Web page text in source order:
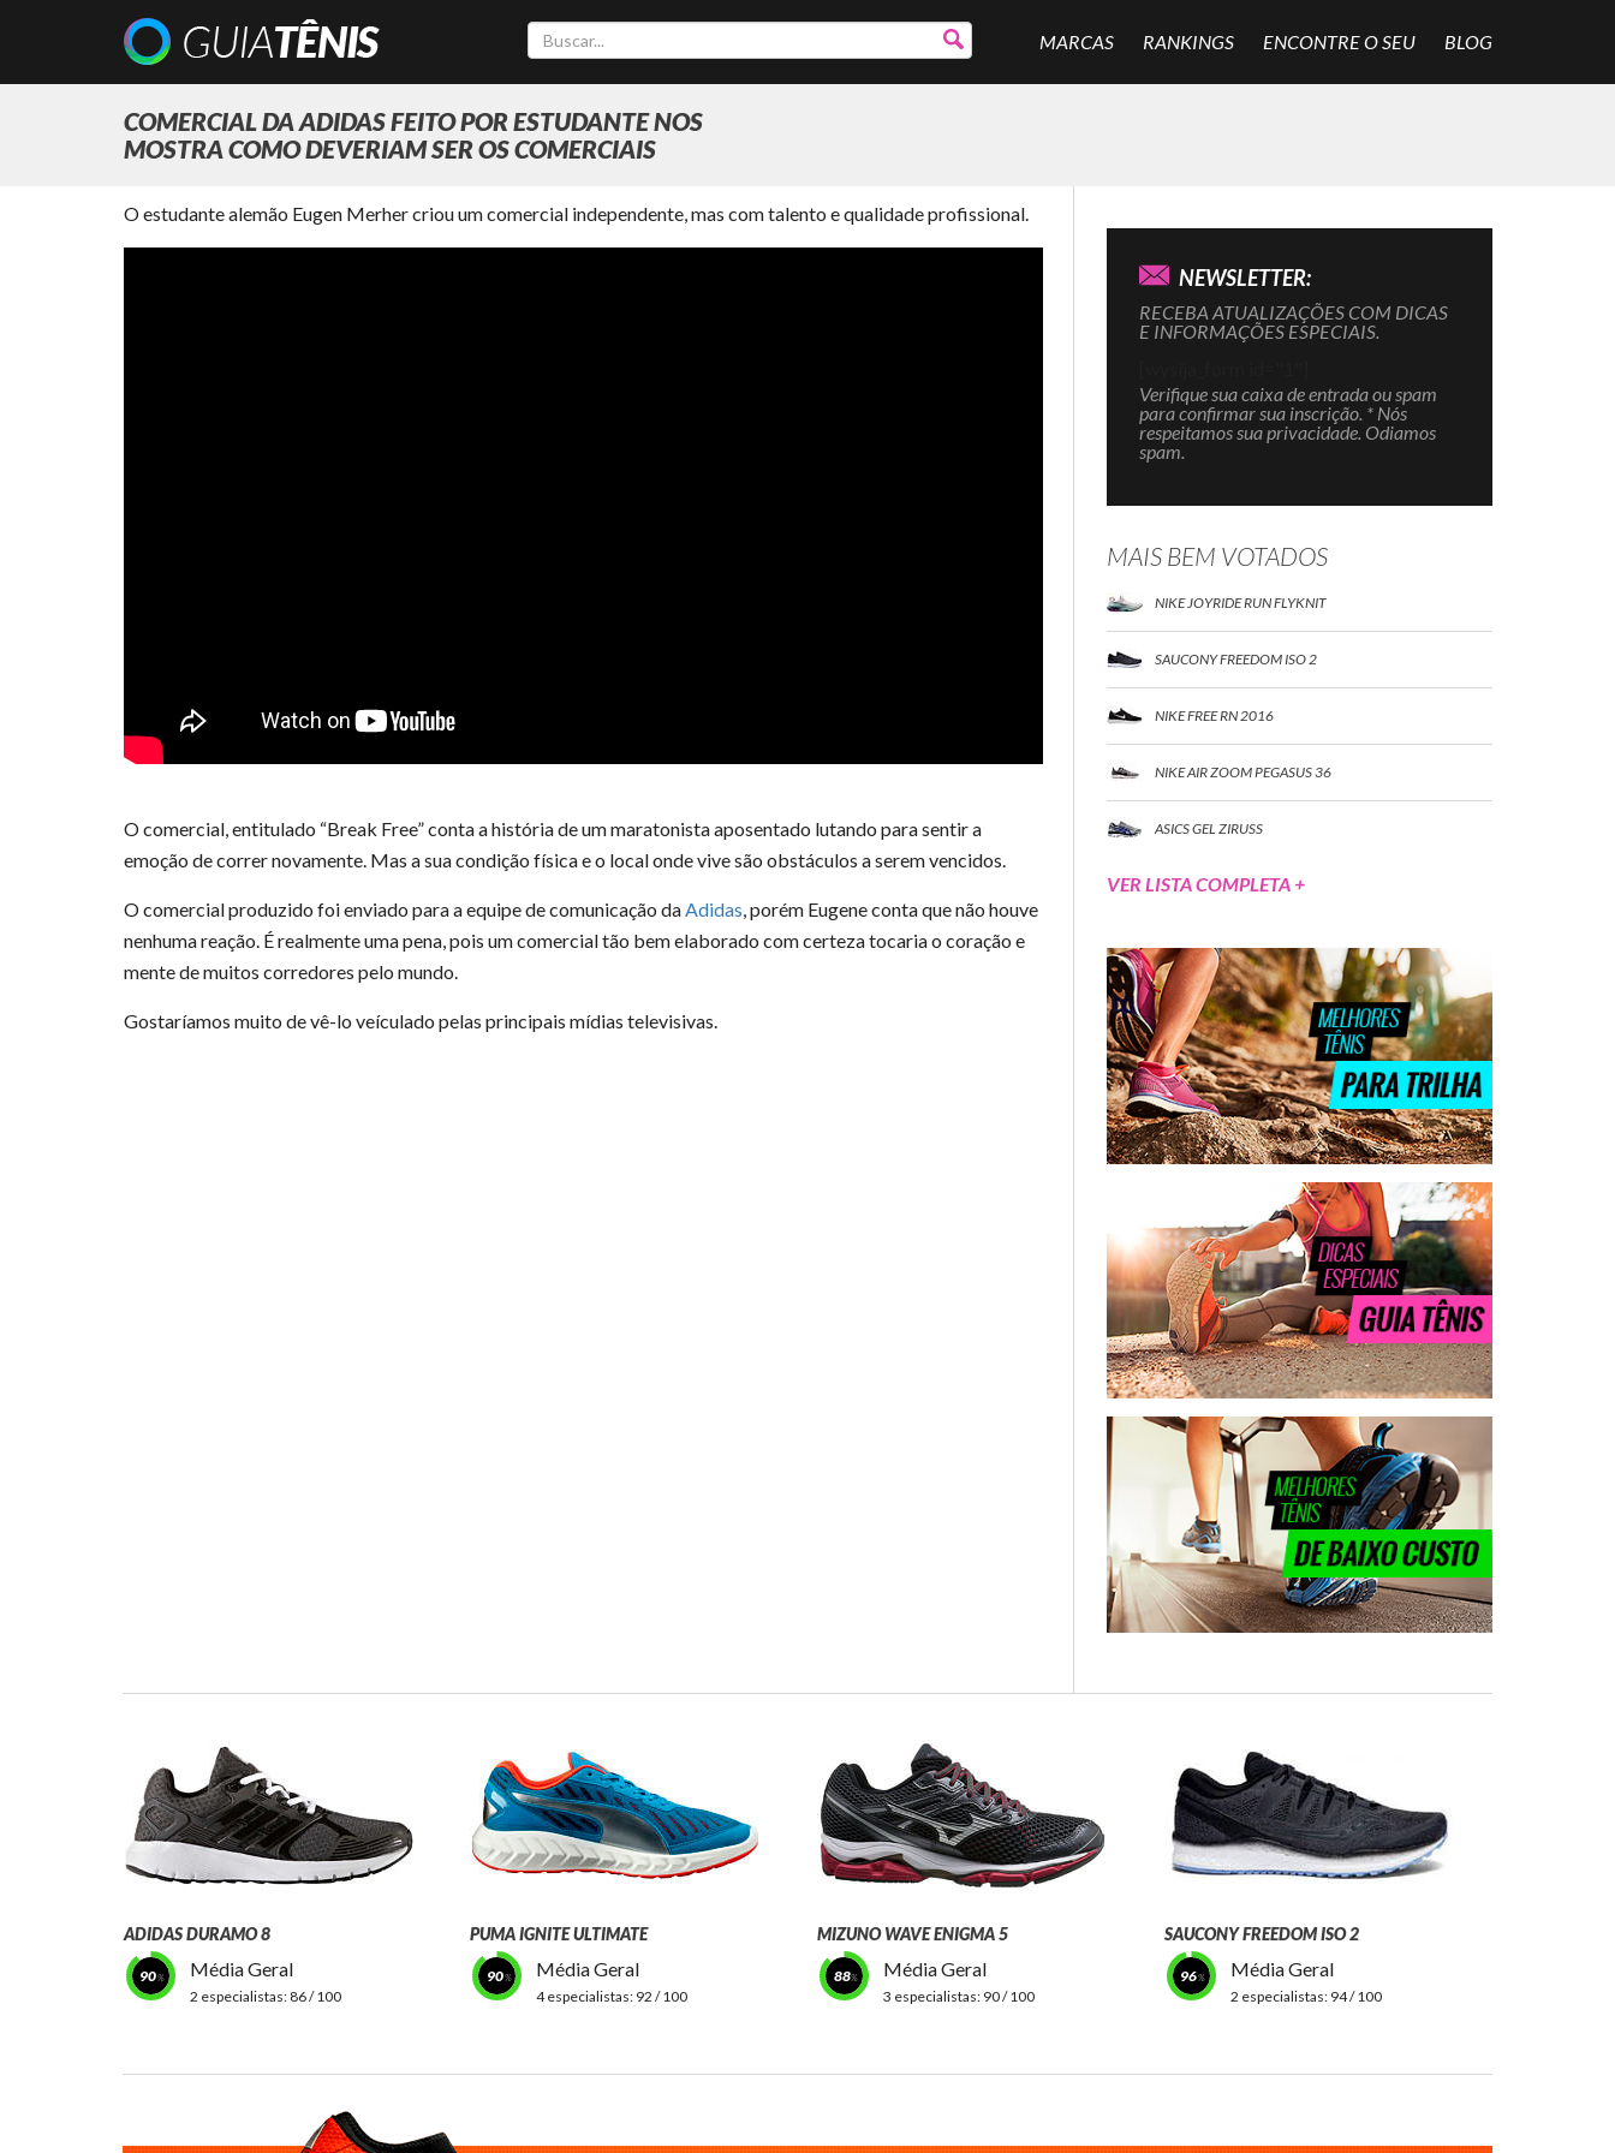
MARCAS RANKINGS ENCONTRE O SEU BLOG
COMERCIAL DA ADIDAS FEITO POR ESTUDANTE NOS
MOSTRA COMO DEVERIAM SER OS COMERCIAIS
O estudante alemão Eugen Merher criou um comercial independente, mas com talento e qualidade profissional.
O comercial, entitulado “Break Free” conta a história de um maratonista aposentado lutando para sentir a
emoção de correr novamente. Mas a sua condição física e o local onde vive são obstáculos a serem vencidos.
O comercial produzido foi enviado para a equipe de comunicação daAdidas, porém Eugene conta que não houve
nenhuma reação. É realmente uma pena, pois um comercial tão bem elaborado com certeza tocaria o coração e
mente de muitos corredores pelo mundo.
Gostaríamos muito de vê-lo veículado pelas principais mídias televisivas.
NEWSLETTER:
RECEBA ATUALIZAÇÕES COM DICAS
E INFORMAÇÕES ESPECIAIS.
Verifique sua caixa de entrada ou spam
para confirmar sua inscrição. * Nós
respeitamos sua privacidade. Odiamos
spam.
MAIS BEM VOTADOS
NIKE JOYRIDE RUN FLYKNIT
SAUCONY FREEDOM ISO 2
NIKE FREE RN 2016
NIKE AIR ZOOM PEGASUS 36
ASICS GEL ZIRUSS
VER LISTA COMPLETA +
ADIDAS DURAMO 8
90 Média Geral
2 especialistas: 86 / 100
PUMA IGNITE ULTIMATE
90 Média Geral
4 especialistas: 92 / 100
MIZUNO WAVE ENIGMA 5
88 Média Geral
3 especialistas: 90 / 100
SAUCONY FREEDOM ISO 2
96 Média Geral
2 especialistas: 94 / 100